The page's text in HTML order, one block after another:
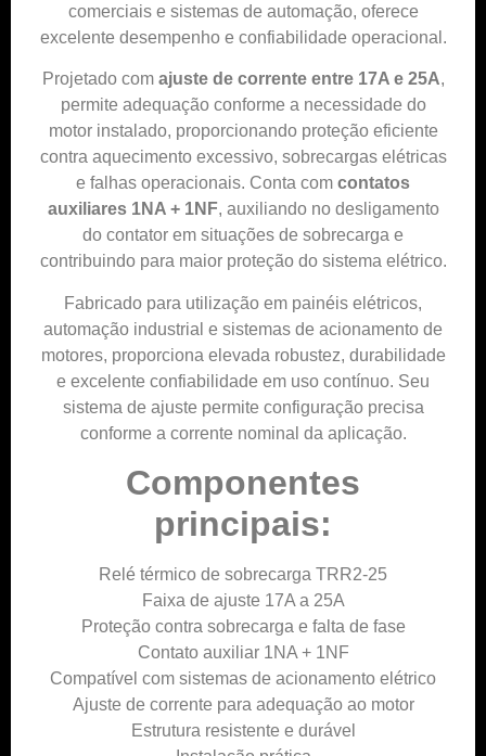
comerciais e sistemas de automação, oferece
excelente desempenho e confiabilidade operacional.
Projetado com ajuste de corrente entre 17A e 25A,
permite adequação conforme a necessidade do
motor instalado, proporcionando proteção eficiente
contra aquecimento excessivo, sobrecargas elétricas
e falhas operacionais. Conta com contatos
auxiliares 1NA + 1NF, auxiliando no desligamento
do contator em situações de sobrecarga e
contribuindo para maior proteção do sistema elétrico.
Fabricado para utilização em painéis elétricos,
automação industrial e sistemas de acionamento de
motores, proporciona elevada robustez, durabilidade
e excelente confiabilidade em uso contínuo. Seu
sistema de ajuste permite configuração precisa
conforme a corrente nominal da aplicação.
Componentes
principais:
Relé térmico de sobrecarga TRR2-25
Faixa de ajuste 17A a 25A
Proteção contra sobrecarga e falta de fase
Contato auxiliar 1NA + 1NF
Compatível com sistemas de acionamento elétrico
Ajuste de corrente para adequação ao motor
Estrutura resistente e durável